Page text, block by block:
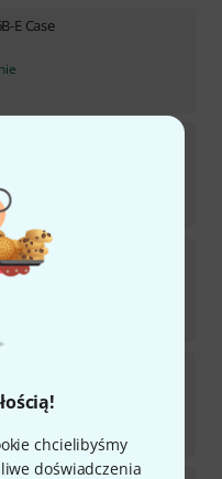
chcielibyśmy
doświadczenia
E Case
E Case